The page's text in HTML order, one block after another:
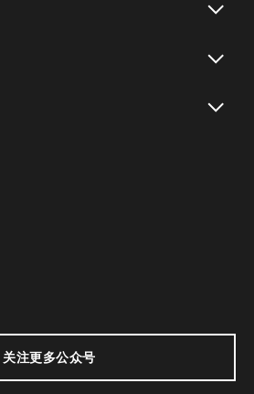
关注更多公众号